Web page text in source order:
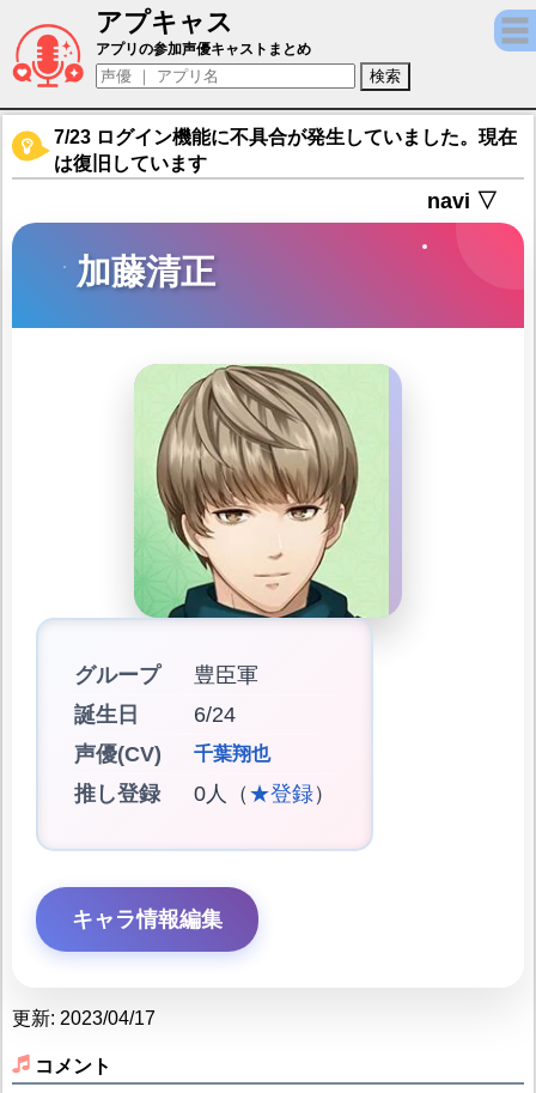
アプキャス
加藤清正（声優：千葉翔也)【恋愛戦国ロマ
アプリの参加声優キャストまとめ
7/23 ログイン機能に不具合が発生していました。現在
は復旧しています
navi ▽
加藤清正
グループ
豊臣軍
誕生日
6/24
声優(CV)
千葉翔也
推し登録 0人（ ★登録）
キャラ情報編集
更新: 2023/04/17
コメント